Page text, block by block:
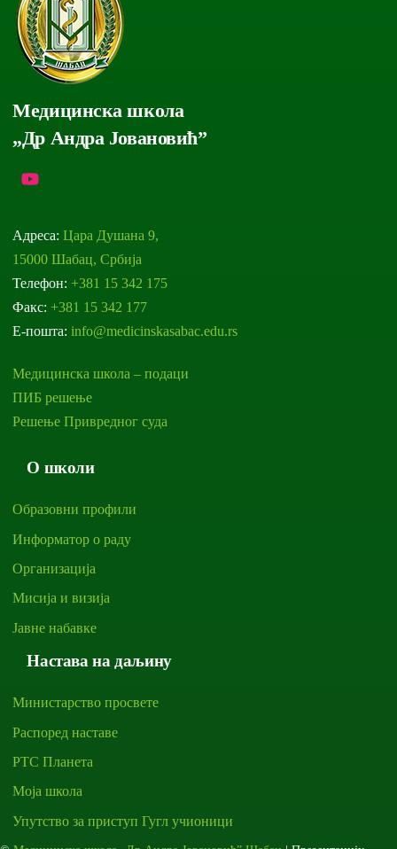
Медицинска школа
„Др Андра Јовановић”
Адреса:Цара Душана 9,
15000 Шабац, Србија
Телефон: +381 15 342 175
Факс: +381 15 342 177
Е-пошта:info@medicinskasabac.edu.rs
Медицинска школа – подаци
ПИБ решење
Решење Привредног суда
О школи
Образовни профили
Информатор о раду
Организација
Мисија и визија
Јавне набавке
Настава на даљину
Министарство просвете
Распоред наставе
РТС Планета
Моја школа
Упутство за приступ Гугл учионици